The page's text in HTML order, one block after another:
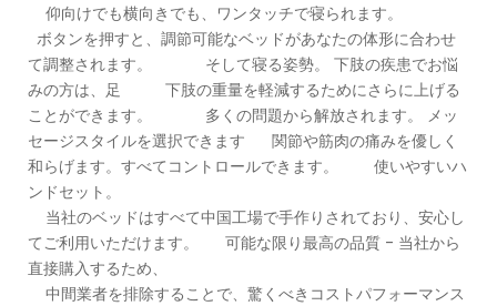
仰向けでも横向きでも、ワンタッチで寝られます。
ボタンを押すと、調節可能なベッドがあなたの体形に合わせ
て調整されます。 そして寝る姿勢。 下肢の疾患でお悩
みの方は、足 下肢の重量を軽減するためにさらに上げる
ことができます。 多くの問題から解放されます。 メッ
セージスタイルを選択できます 関節や筋肉の痛みを優しく
和らげます。すべてコントロールできます。 使いやすいハ
ンドセット。
当社のベッドはすべて中国工場で手作りされており、安心し
てご利用いただけます。 可能な限り最高の品質 - 当社から
直接購入するため、
中間業者を排除することで、驚くべきコストパフォーマンス